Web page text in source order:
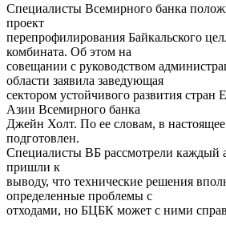
Специалисты Всемирного банка
проект
перепрофилирования Байкальского
комбината. Об этом на
совещании с руководством
области заявила заведующая
сектором устойчивого развития
Азии Всемирного банка
Джейн Холт. По ее словам, в
подготовлен.
Специалисты ВБ рассмотрели каждый
пришли к
выводу, что технические решения
определенные проблемы с
отходами, но БЦБК может с ними